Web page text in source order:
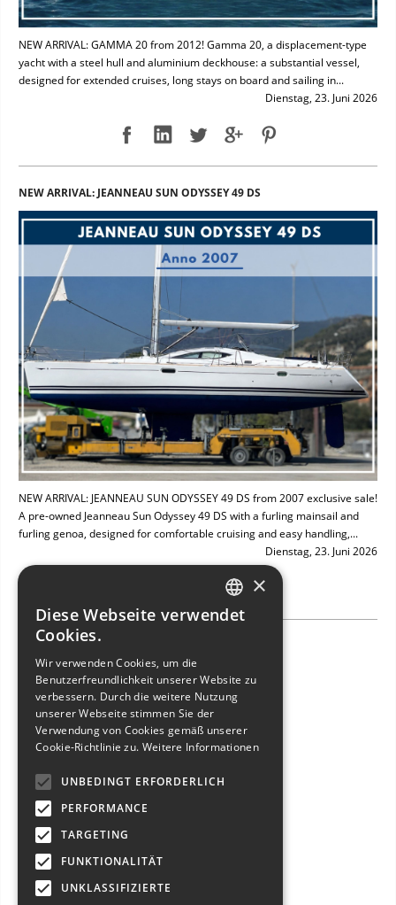
NEW ARRIVAL: GAMMA 20 from 2012! Gamma 20, a displacement-type
yacht with a steel hull and aluminium deckhouse: a substantial vessel,
designed for extended cruises, long stays on board and sailing in...
Dienstag, 23. Juni 2026
NEW ARRIVAL: JEANNEAU SUN ODYSSEY 49 DS
NEW ARRIVAL: JEANNEAU SUN ODYSSEY 49 DS from 2007 exclusive sale!
A pre-owned Jeanneau Sun Odyssey 49 DS with a furling mainsail and
furling genoa, designed for comfortable cruising and easy handling,...
Dienstag, 23. Juni 2026
NEW ARRIVAL: BAVARIA 49
ITALIAN
FRENCH
SPANISH
×
Diese Webseite verwendet
Cookies.
Wir verwenden Cookies, um die
Benutzerfreundlichkeit unserer Website zu
verbessern. Durch die weitere Nutzung
unserer Webseite stimmen Sie der
Verwendung von Cookies gemäß unserer
Cookie-Richtlinie zu. Weitere Informationen
UNBEDINGT ERFORDERLICH
PERFORMANCE
TARGETING
FUNKTIONALITÄT
UNKLASSIFIZIERTE